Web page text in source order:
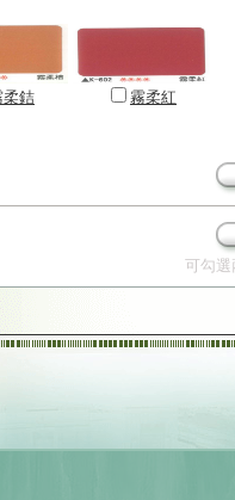
柔銡 霧柔紅
可勾選